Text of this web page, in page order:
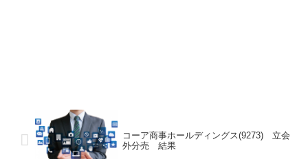
コーア商事ホールディングス(9273) 立会
外分売 結果